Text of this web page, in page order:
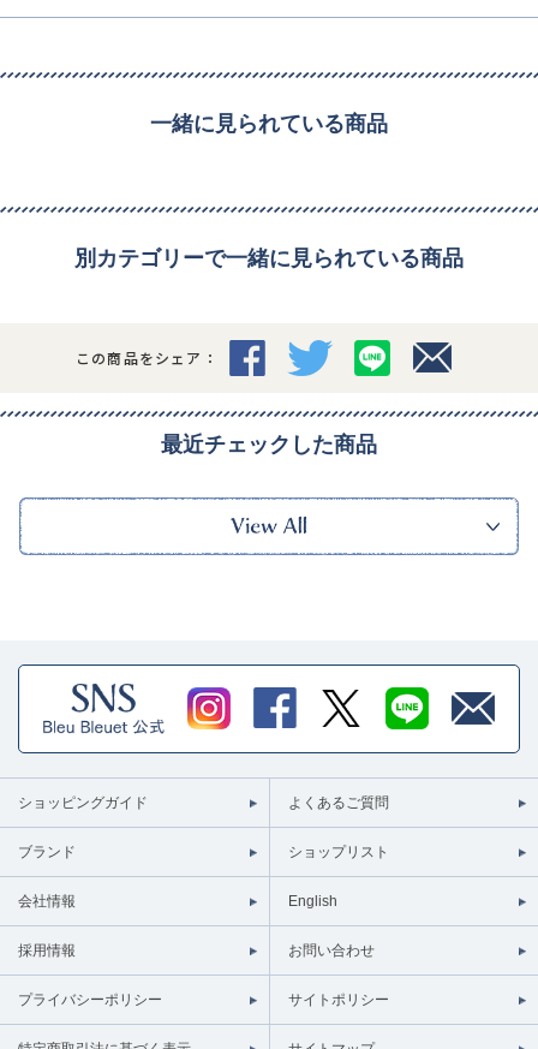
一緒に見られている商品
別カテゴリーで一緒に見られている商品
この商品をシェア：
最近チェックした商品
ショッピングガイド よくあるご質問
ブランド ショップリスト
会社情報 English
採用情報 お問い合わせ
プライバシーポリシー サイトポリシー